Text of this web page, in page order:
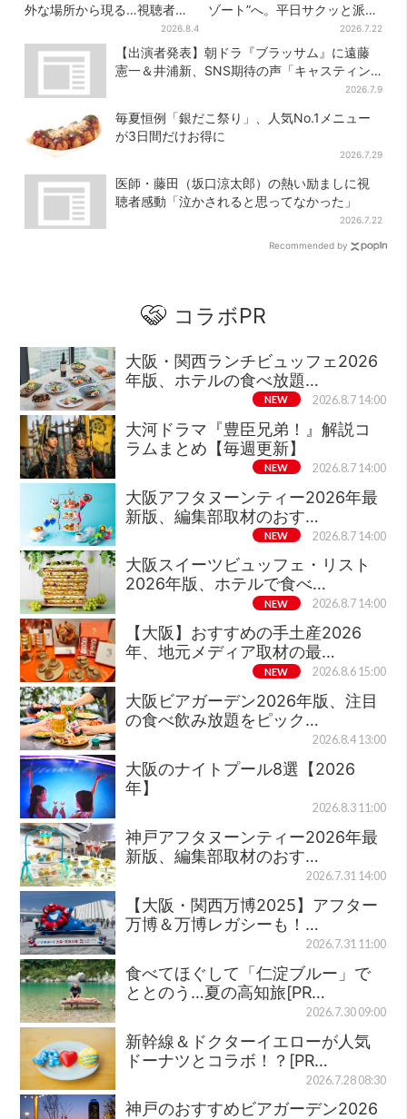
外な場所から現る…視聴者歓
喜「こんな登場シーンとは」
2026.8.4
ゾート”へ。平日サクッと派
も、休日ガッツリ派も！タイ
パ抜群、約20種の楽しみ方
2026.7.22
【出演者発表】朝ドラ『ブラッサム』に遠藤
憲一＆井浦新、SNS期待の声「キャスティン
2026.7.9
毎夏恒例「銀だこ祭り」、人気No.1メニュー
が3日間だけお得に
2026.7.29
医師・藤田（坂口涼太郎）の熱い励ましに視
聴者感動「泣かされると思ってなかった」
2026.7.22
Recommended by
コラボPR
大阪・関西ランチビュッフェ2026
年版、ホテルの食べ放題…
NEW 2026.8.7 14:00
大河ドラマ『豊臣兄弟！』解説コ
ラムまとめ【毎週更新】
NEW 2026.8.7 14:00
大阪アフタヌーンティー2026年最
新版、編集部取材のおす…
NEW 2026.8.7 14:00
大阪スイーツビュッフェ・リスト
2026年版、ホテルで食べ…
NEW 2026.8.7 14:00
【大阪】おすすめの手土産2026
年、地元メディア取材の最…
NEW 2026.8.6 15:00
大阪ビアガーデン2026年版、注目
の食べ飲み放題をピック…
2026.8.4 13:00
大阪のナイトプール8選【2026
年】
2026.8.3 11:00
神戸アフタヌーンティー2026年最
新版、編集部取材のおす…
2026.7.31 14:00
【大阪・関西万博2025】アフター
万博＆万博レガシーも！…
2026.7.31 11:00
食べてほぐして「仁淀ブルー」で
ととのう…夏の高知旅[PR…
2026.7.30 09:00
新幹線＆ドクターイエローが人気
ドーナツとコラボ！？[PR…
2026.7.28 08:30
神戸のおすすめビアガーデン2026